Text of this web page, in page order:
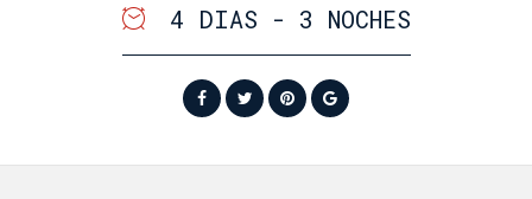
4 DIAS - 3 NOCHES